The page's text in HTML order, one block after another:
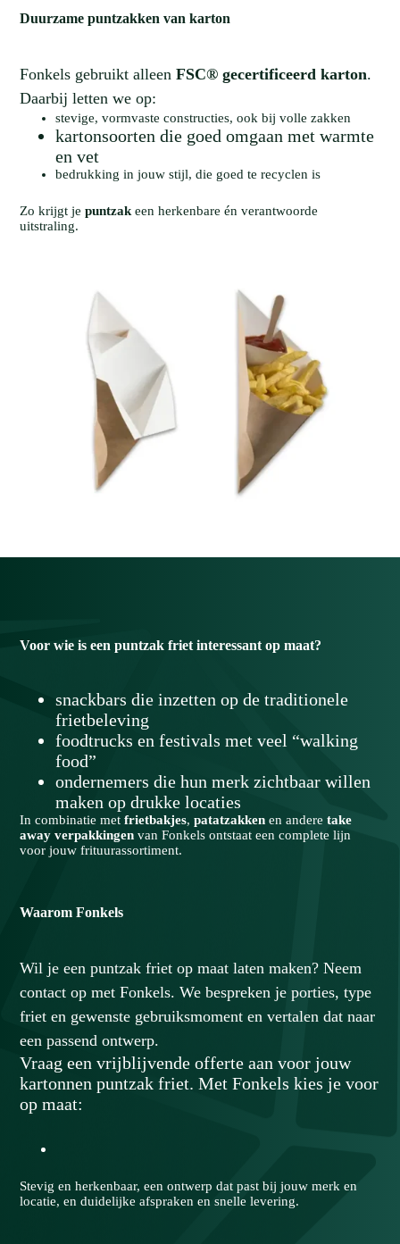
Duurzame puntzakken van karton
Fonkels gebruikt alleenFSC® gecertificeerd karton.
Daarbij letten we op:
stevige, vormvaste constructies, ook bij volle zakken
kartonsoorten die goed omgaan met warmte
en vet
bedrukking in jouw stijl, die goed te recyclen is
Zo krijgt jepuntzak een herkenbare én verantwoorde
uitstraling.
Voor wie is een puntzak friet interessant op maat?
snackbars die inzetten op de traditionele
frietbeleving
foodtrucks en festivals met veel “walking
food”
ondernemers die hun merk zichtbaar willen
maken op drukke locaties
In combinatie metfrietbakjes,patatzakken en anderetake
away verpakkingen van Fonkels ontstaat een complete lijn
voor jouw frituurassortiment.
Waarom Fonkels
Wil je een puntzak friet op maat laten maken? Neem
contact op met Fonkels. We bespreken je porties, type
friet en gewenste gebruiksmoment en vertalen dat naar
een passend ontwerp.
Vraag een vrijblijvende offerte aan voor jouw
kartonnen puntzak friet. Met Fonkels kies je voor
op maat:
Stevig en herkenbaar, een ontwerp dat past bij jouw merk en
locatie, en duidelijke afspraken en snelle levering.